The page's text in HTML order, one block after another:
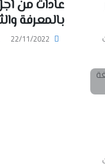
عادات من
بالمعرفة
22/11/2022